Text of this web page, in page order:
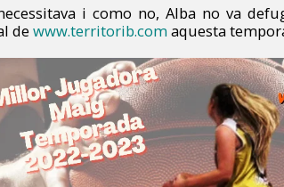
i como no, Alba no va
de www.territorib.com aquesta